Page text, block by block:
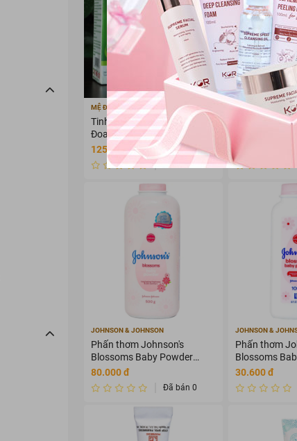
MỆ ĐOAN
Tinh dầu khuynh diệp Mệ
Đoan 30ml
125.000 đ
Đã bán 0
KIDSPLAZA
Tinh dầu
JOHNSON & JOHNSON
Phấn thơm Johnson's
Blossoms Baby Powder
ngăn ngừa mẫn ngứa, khó
chịu (500g)
80.000 đ
Đã bán 0
JOHNSON &
Phấn thơm
Blossoms
hương hoa
ngứa, khó
30.600 đ